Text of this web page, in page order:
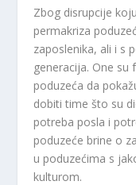
Zbog disrupcije
permakriza
zaposlenika, ali i s
generacija. One su
poduzeća da
dobiti time što su
potreba posla i
poduzeće brine o
u poduzećima s
kulturom.